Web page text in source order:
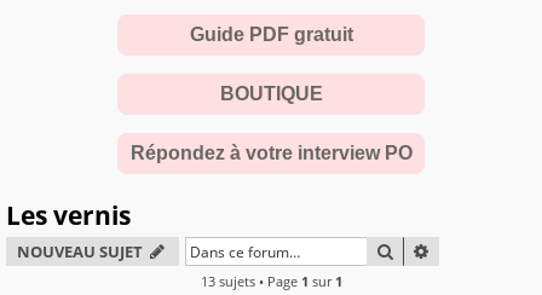
Guide PDF gratuit
BOUTIQUE
Répondez à votre interview PO
Les vernis
NOUVEAU SUJET RECHERCHER
13 sujets • Page 1 sur 1